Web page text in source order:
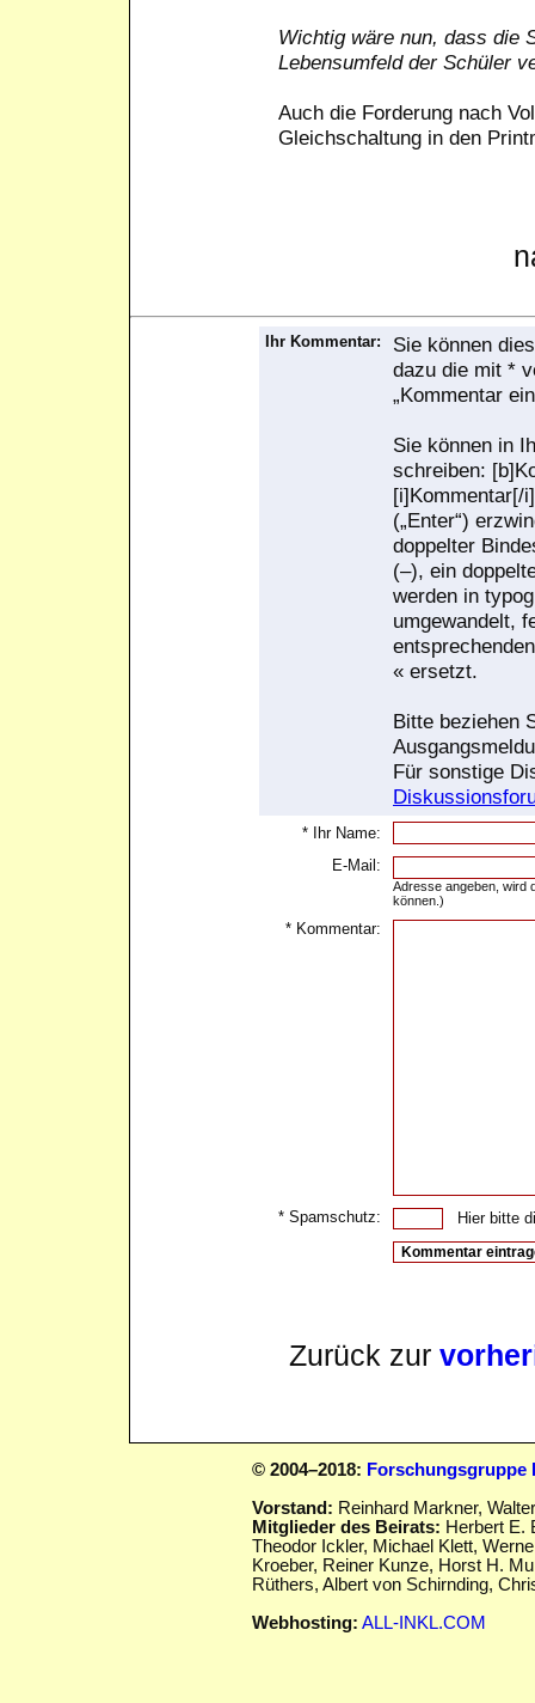
Wichtig wäre nun, dass die
Lebensumfeld der Schüler
Auch die Forderung nach
Gleichschaltung in den
Ihr Kommentar:
Sie können
dazu die mit *
„Kommentar
Sie können in
schreiben:
[i]Kommentar[/
(„Enter“)
doppelter
(–), ein
werden in
umgewandelt,
« ersetzt.
Bitte beziehen
Für sonstige
* Ihr Name:
E-Mail:
Adresse angeben, wird
können.)
* Kommentar:
* Spamschutz: Hier bitte
Zurück zur
© 2004–2018: Forschungsgruppe
Vorstand: Reinhard Markner,
Mitglieder des Beirats: Herbert E.
Theodor Ickler, Michael Klett,
Kroeber, Reiner Kunze, Horst H.
Rüthers, Albert von Schirnding,
Webhosting: ALL-INKL.COM